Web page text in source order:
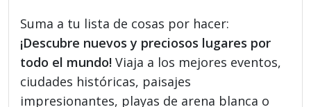
Suma a tu lista de cosas por hacer:
¡Descubre nuevos y preciosos lugares por
todo el mundo! Viaja a los mejores eventos,
ciudades históricas, paisajes
impresionantes, playas de arena blanca o